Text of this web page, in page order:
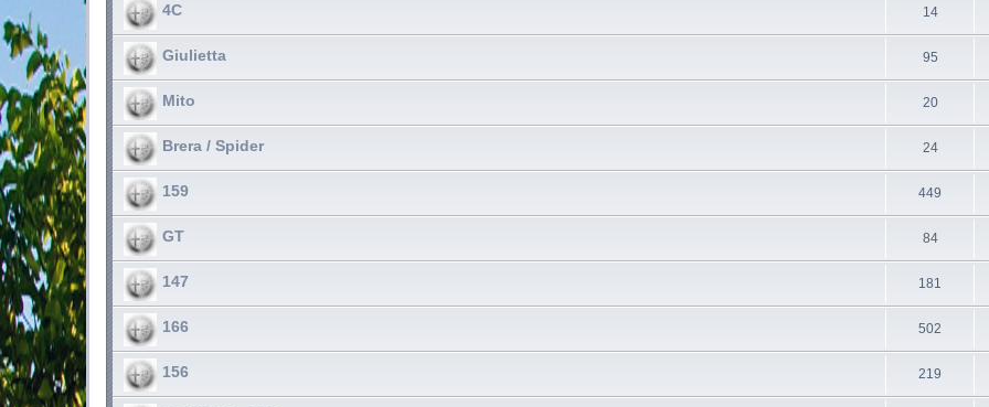
4C 14
Giulietta 95
Mito 20
Brera / Spider 24
159 449
GT 84
147 181
166 502
156 219